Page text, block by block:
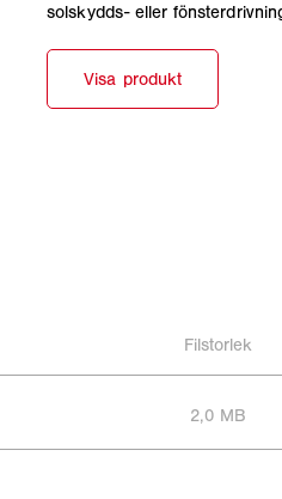
solskydds- eller